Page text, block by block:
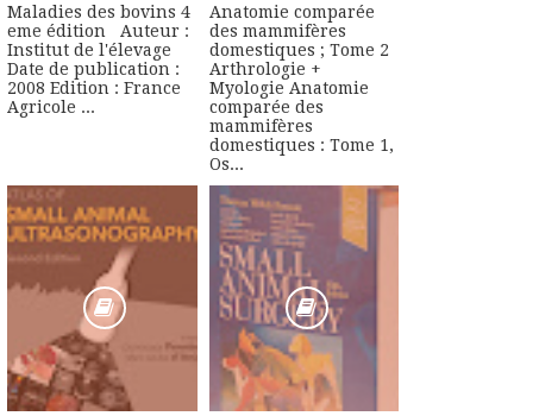
Maladies des bovins 4
eme édition Auteur :
Institut de l'élevage
Date de publication :
2008 Edition : France
Agricole ...
Anatomie comparée
des mammifères
domestiques ; Tome 2
Arthrologie +
Myologie Anatomie
comparée des
mammifères
domestiques : Tome 1,
Os...